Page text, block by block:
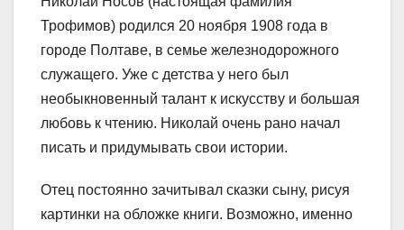
Трофимов) родился 20 ноября 1908 года в
городе Полтаве, в семье железнодорожного
служащего. Уже с детства у него был
необыкновенный талант к искусству и большая
любовь к чтению. Николай очень рано начал
писать и придумывать свои истории.
Отец постоянно зачитывал сказки сыну, рисуя
картинки на обложке книги. Возможно, именно